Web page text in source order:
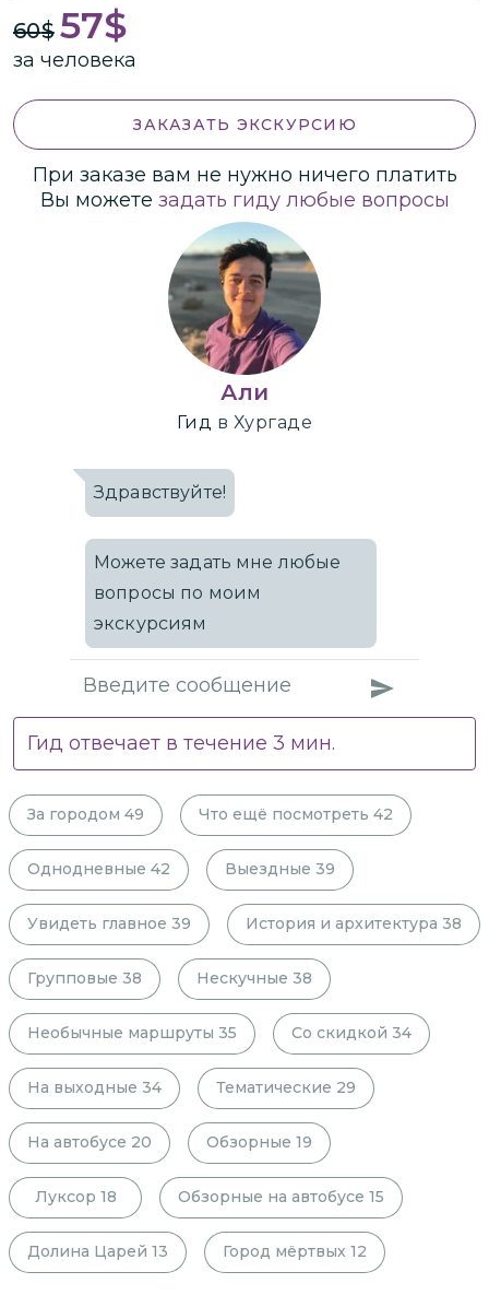
60$ 57$
за человека
ЗАКАЗАТЬ ЭКСКУРСИЮ
При заказе вам не нужно ничего платить
Вы можете задать гиду любые вопросы
Али
Гид в Хургаде
Здравствуйте!
Можете задать мне любые
вопросы по моим
экскурсиям
Гид отвечает в течение 3 мин.
За городом 49 Что ещё посмотреть 42
Однодневные 42 Выездные 39
Увидеть главное 39 История и архитектура 38
Групповые 38 Нескучные 38
Необычные маршруты 35 Со скидкой 34
На выходные 34 Тематические 29
На автобусе 20 Обзорные 19
Луксор 18 Обзорные на автобусе 15
Долина Царей 13 Город мёртвых 12